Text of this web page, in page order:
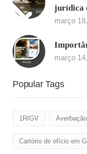
jurídica
março
março
Popular Tags
1RIGV Averbação
Cartório de ofício em